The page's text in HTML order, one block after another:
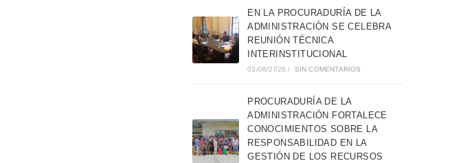
EN LA PROCURADURÍA DE LA
ADMINISTRACIÓN SE CELEBRA
REUNIÓN TÉCNICA
INTERINSTITUCIONAL
03/08/2026 / SIN COMENTARIOS
PROCURADURÍA DE LA
ADMINISTRACIÓN FORTALECE
CONOCIMIENTOS SOBRE LA
RESPONSABILIDAD EN LA
GESTIÓN DE LOS RECURSOS